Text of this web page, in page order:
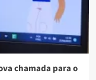
chamada para o